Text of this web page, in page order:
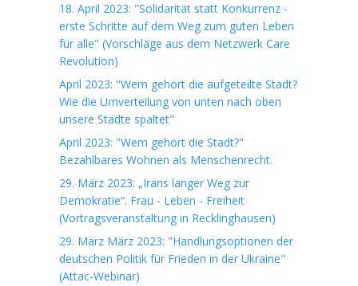
18. April 2023: "Solidarität statt Konkurrenz -
erste Schritte auf dem Weg zum guten Leben
für alle" (Vorschläge aus dem Netzwerk Care
Revolution)
April 2023: "Wem gehört die aufgeteilte Stadt?
Wie die Umverteilung von unten nach oben
unsere Städte spaltet"
April 2023: "Wem gehört die Stadt?"
Bezahlbares Wohnen als Menschenrecht.
29. März 2023: „Irans langer Weg zur
Demokratie“. Frau - Leben - Freiheit
(Vortragsveranstaltung in Recklinghausen)
29. März März 2023: "Handlungsoptionen der
deutschen Politik für Frieden in der Ukraine"
(Attac-Webinar)